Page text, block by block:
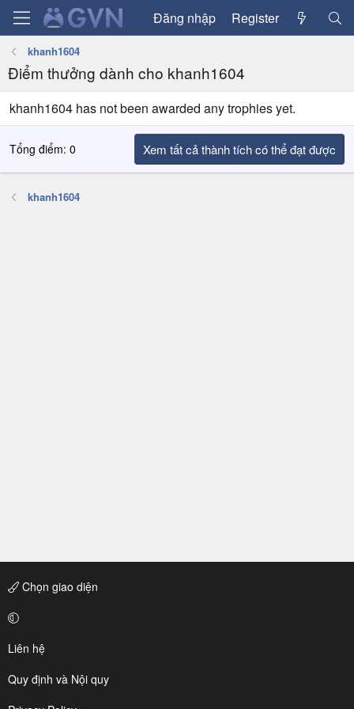
Đăng nhập Register
khanh1604
Điểm thưởng dành cho khanh1604
khanh1604 has not been awarded any trophies yet.
Tổng điểm: 0 Xem tất cả thành tích có thể đạt được
khanh1604
Chọn giao diện
Liên hệ
Quy định và Nội quy